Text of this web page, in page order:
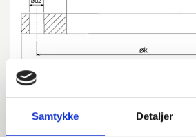
Samtykke Detaljer